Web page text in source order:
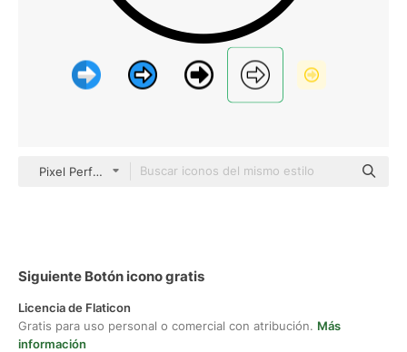
Pixel Perfect Lineal
Siguiente Botón icono gratis
Licencia de Flaticon
Gratis para uso personal o comercial con atribución. Más
información